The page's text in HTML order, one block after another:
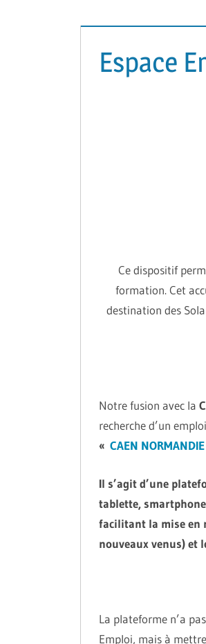
Espace
Ce dispositif
formation. Cet
destination des
Notre fusion avec la
recherche d’un
« CAEN
Il s’agit d’une
tablette,
facilitant la mise en
nouveaux venus) et
La plateforme n’a
Emploi, mais à